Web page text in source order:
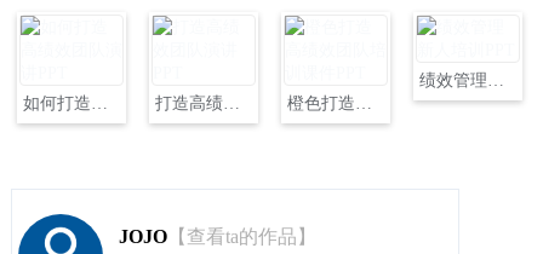
如何打造高绩效团队演讲PPT 打造高绩效团队演讲PPT 橙色打造高绩效团队培训课件PPT
绩效管理新人培训PPT
JOJO【查看ta的作品】